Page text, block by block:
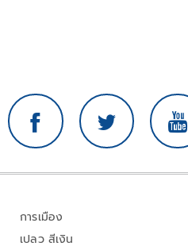
การเมือง
เปลว สีเงิน